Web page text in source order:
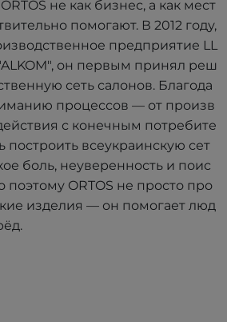
не как бизнес, а как мест
помогают. В 2012 году,
предприятие LL
он первым принял реш
сеть салонов. Благода
процессов — от произв
с конечным потребите
всеукраинскую сет
боль, неуверенность и поис
ORTOS не просто про
изделия — он помогает люд